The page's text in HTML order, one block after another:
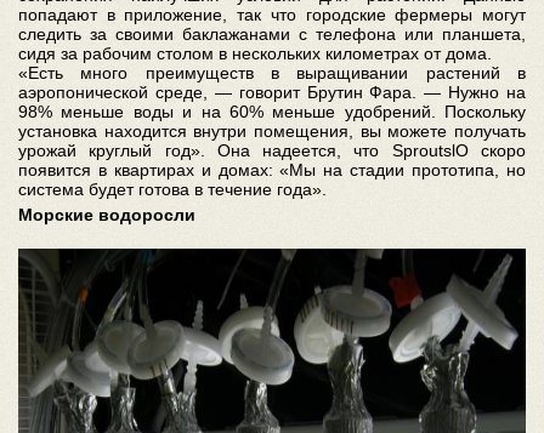
попадают в приложение, так что городские фермеры могут
следить за своими баклажанами с телефона или планшета,
сидя за рабочим столом в нескольких километрах от дома.
«Есть много преимуществ в выращивании растений в
аэропонической среде, — говорит Брутин Фара. — Нужно на
98% меньше воды и на 60% меньше удобрений. Поскольку
установка находится внутри помещения, вы можете получать
урожай круглый год». Она надеется, что SproutslO скоро
появится в квартирах и домах: «Мы на стадии прототипа, но
система будет готова в течение года».
Морские водоросли